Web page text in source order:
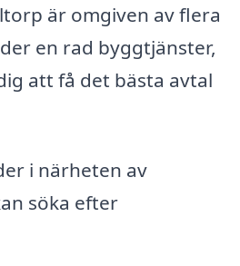
är omgiven av flera
en rad byggtjänster,
att få det bästa avtal
i närheten av
söka efter